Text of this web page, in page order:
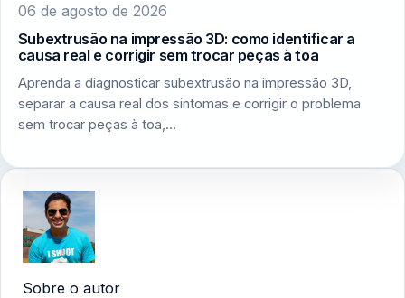
06 de agosto de 2026
Subextrusão na impressão 3D: como identificar a
causa real e corrigir sem trocar peças à toa
Aprenda a diagnosticar subextrusão na impressão 3D,
separar a causa real dos sintomas e corrigir o problema
sem trocar peças à toa,…
Sobre o autor